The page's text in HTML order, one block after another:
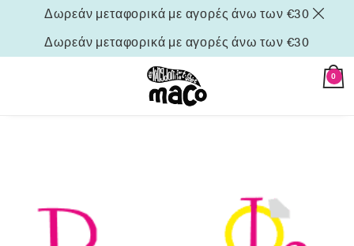
Δωρεάν μεταφορικά με αγορές άνω των €30
Δωρεάν μεταφορικά με αγορές άνω των €30
0